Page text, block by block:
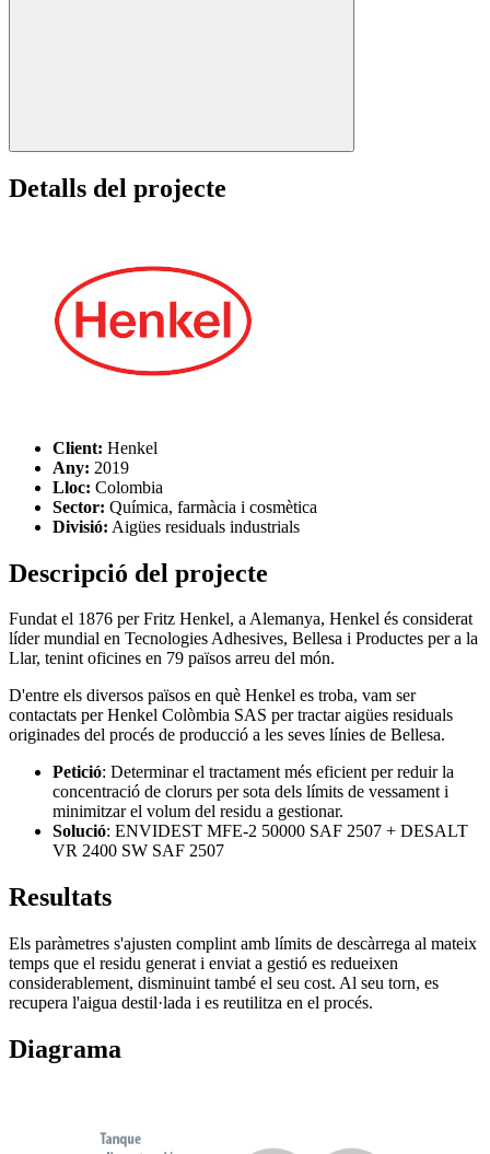
Detalls del projecte
Client: Henkel
Any: 2019
Lloc: Colombia
Sector: Química, farmàcia i cosmètica
Divisió: Aigües residuals industrials
Descripció del projecte
Fundat el 1876 per Fritz Henkel, a Alemanya, Henkel és considerat
líder mundial en Tecnologies Adhesives, Bellesa i Productes per a la
Llar, tenint oficines en 79 països arreu del món.
D'entre els diversos països en què Henkel es troba, vam ser
contactats per Henkel Colòmbia SAS per tractar aigües residuals
originades del procés de producció a les seves línies de Bellesa.
Petició: Determinar el tractament més eficient per reduir la
concentració de clorurs per sota dels límits de vessament i
minimitzar el volum del residu a gestionar.
Solució: ENVIDEST MFE-2 50000 SAF 2507 + DESALT
VR 2400 SW SAF 2507
Resultats
Els paràmetres s'ajusten complint amb límits de descàrrega al mateix
temps que el residu generat i enviat a gestió es redueixen
considerablement, disminuint també el seu cost. Al seu torn, es
recupera l'aigua destil·lada i es reutilitza en el procés.
Diagrama